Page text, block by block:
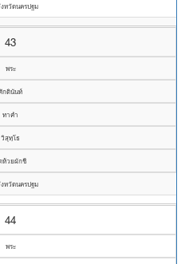
หวัดนครปฐม
43
พระ
กดินันท์
ทาคำ
วิสุทฺโธ
ห้วยผักชี
หวัดนครปฐม
44
พระ